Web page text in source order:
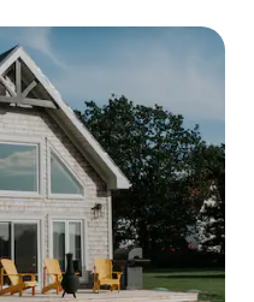
plus aimés